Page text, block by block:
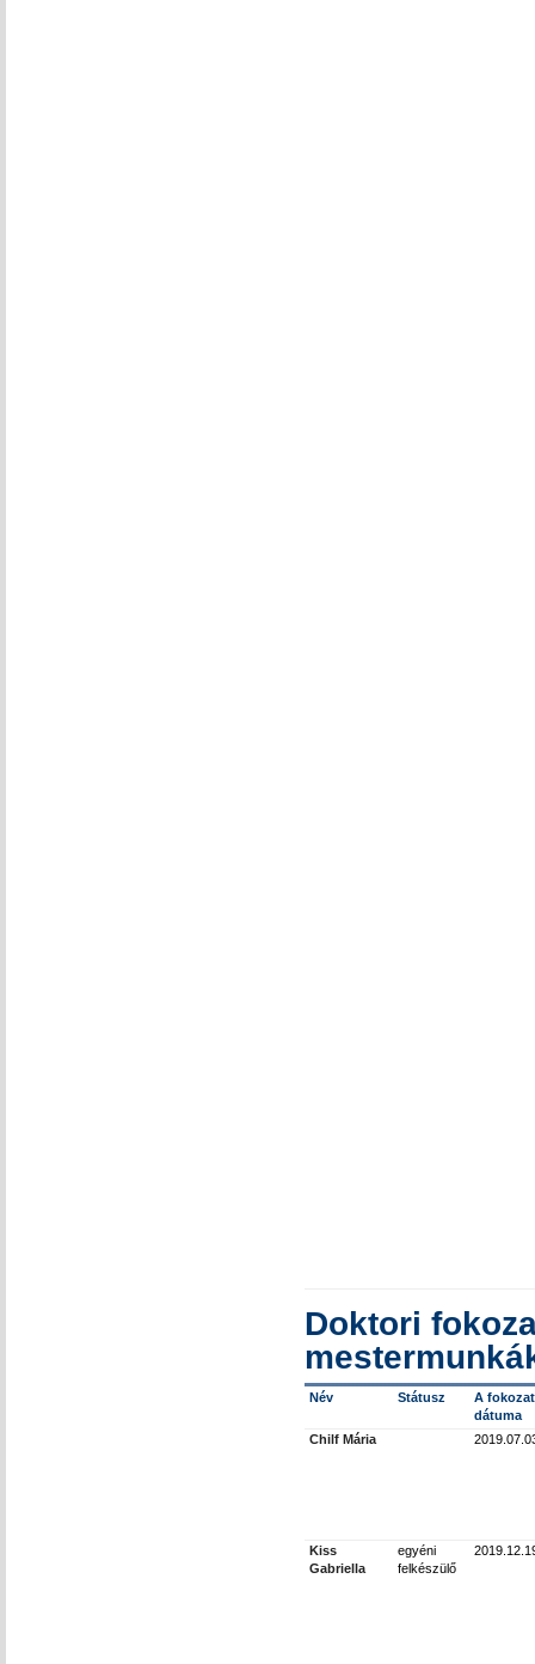
Doktori
Név Státusz
A fokozat
dátuma
Chilf Mária
Kiss
Gabriella
egyéni
felkészülő